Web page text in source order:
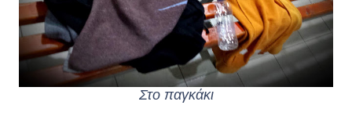
Στο παγκάκι